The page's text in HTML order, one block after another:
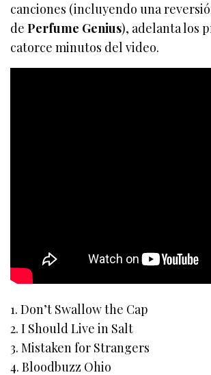
canciones (incluyendo una
dePerfume Genius), adelanta los
catorce minutos del video.
1. Don’t Swallow the Cap
2. I Should Live in Salt
3. Mistaken for Strangers
4. Bloodbuzz Ohio